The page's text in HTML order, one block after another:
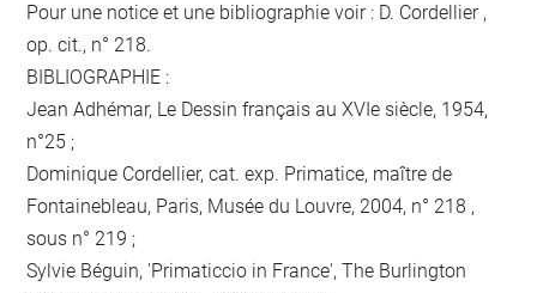
Pour une notice et une bibliographie voir : D. Cordellier ,
op. cit., n° 218.
BIBLIOGRAPHIE :
Jean Adhémar, Le Dessin français au XVIe siècle, 1954,
n°25 ;
Dominique Cordellier, cat. exp. Primatice, maître de
Fontainebleau, Paris, Musée du Louvre, 2004, n° 218 ,
sous n° 219 ;
Sylvie Béguin, 'Primaticcio in France', The Burlington